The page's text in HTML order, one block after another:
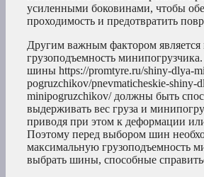
усиленными боковинами, чтобы
проходимость и предотвратить
Другим важным фактором является
грузоподъемность
шины https://promtyre.ru/shiny-dlya-
pogruzchikov/pnevmaticheskie-shiny-
minipogruzchikov/ должны быть
выдерживать вес груза и
приводя при этом к деформации
Поэтому перед выбором шин
максимальную грузоподъемность
выбрать шины, способные